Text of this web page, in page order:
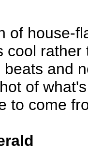
of house-
cool
and
of
to come